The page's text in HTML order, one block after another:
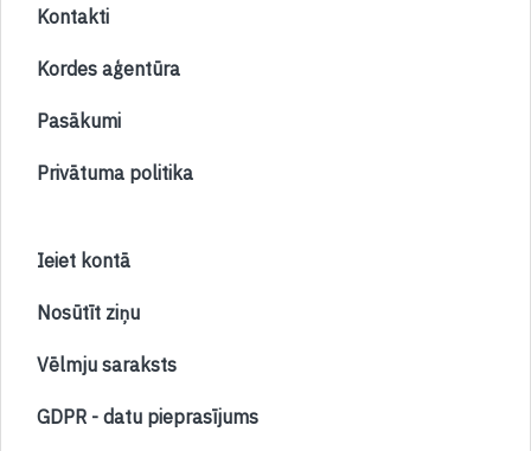
Kontakti
Kordes aģentūra
Pasākumi
Privātuma politika
Ieiet kontā
Nosūtīt ziņu
Vēlmju saraksts
GDPR - datu pieprasījums